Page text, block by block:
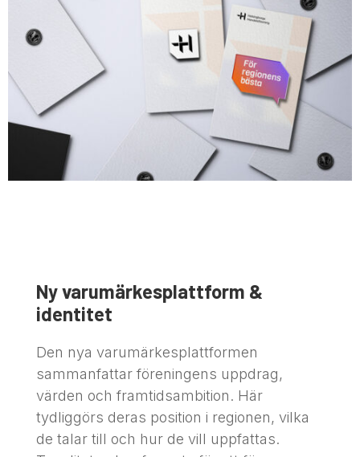
Ny varumärkesplattform &
identitet
Den nya varumärkesplattformen
sammanfattar föreningens uppdrag,
värden och framtidsambition. Här
tydliggörs deras position i regionen, vilka
de talar till och hur de vill uppfattas.